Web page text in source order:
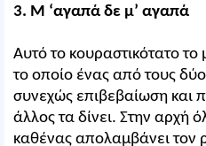
3. Μ ‘αγαπά δε μ’ αγαπά
Αυτό το κουραστικότατο το
το οποίο ένας από τους
συνεχώς επιβεβαίωση και
άλλος τα δίνει. Στην αρχή
καθένας απολαμβάνει τον